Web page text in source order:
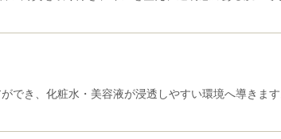
でき、化粧水・美容液が浸透しやすい環境へ導き